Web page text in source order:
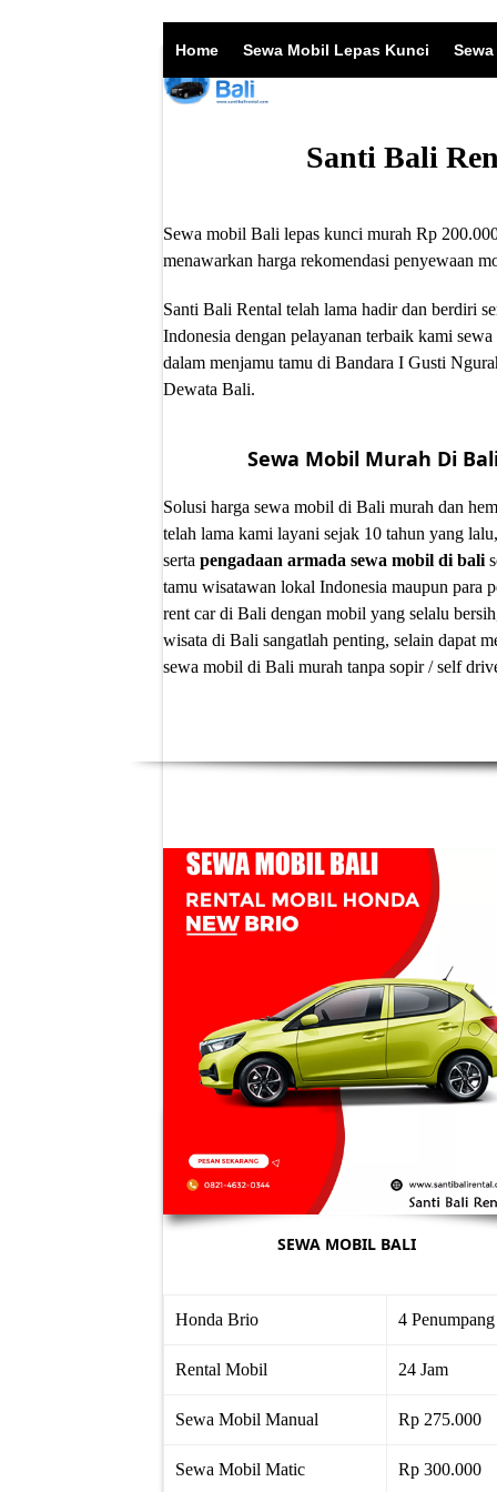
Home Sewa Mobil Lepas Kunci
Santi Bali
Sewa mobil Bali lepas kunci murah Rp
menawarkan harga rekomendasi penyewaan
Santi Bali Rental telah lama hadir dan berdiri
Indonesia dengan pelayanan terbaik kami
dalam menjamu tamu di Bandara I Gusti
Dewata Bali.
Sewa Mobil Murah Di
Solusi harga sewa mobil di Bali murah dan
telah lama kami layani sejak 10 tahun yang
serta pengadaan armada sewa mobil di bali
tamu wisatawan lokal Indonesia maupun para
rent car di Bali dengan mobil yang selalu
wisata di Bali sangatlah penting, selain dapat
sewa mobil di Bali murah tanpa sopir/ self
SEWA MOBIL BALI
Honda Brio 4 Penumpang
Rental Mobil 24 Jam
Sewa Mobil Manual Rp 275.000
Sewa Mobil Matic Rp 300.000